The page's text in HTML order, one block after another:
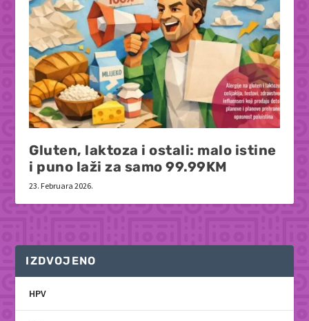
Gluten, laktoza i ostali: malo istine
i puno laži za samo 99.99KM
23. Februara 2026.
IZDVOJENO
HPV